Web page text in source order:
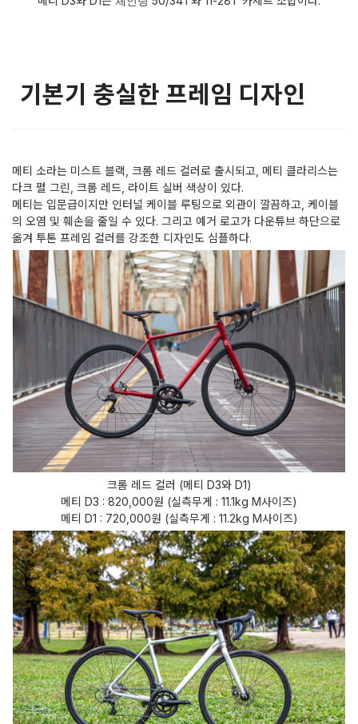
기본기 충실한 프레임 디자인
메티 소라는 미스트 블랙, 크롬 레드 컬러로 출시되고, 메티 클라리스는
다크 펄 그린, 크롬 레드, 라이트 실버 색상이 있다.
메티는 입문급이지만 인터널 케이블 루팅으로 외관이 깔끔하고, 케이블
의 오염 및 훼손을 줄일 수 있다. 그리고 예거 로고가 다운튜브 하단으로
옮겨 투톤 프레임 컬러를 강조한 디자인도 심플하다.
크롬 레드 컬러 (메티 D3와 D1)
메티 D3 : 820,000원 (실측무게 : 11.1kg M사이즈)
메티 D1 : 720,000원 (실측무게 : 11.2kg M사이즈)